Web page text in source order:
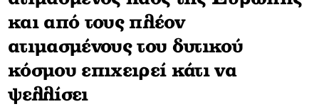
CONTACT
ADVERTISE
και από τους πλέον
ατιμασμένους του δυτικού
κόσμου επιχειρεί κάτι να
ψελλίσει